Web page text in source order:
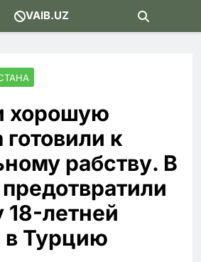
VAIB.UZ
хорошую
готовили к
рабству. В
18-летней
Турцию